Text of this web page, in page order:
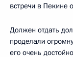
встречи в Пекине
Должен отдать
проделали
его очень